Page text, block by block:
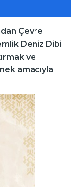
Çevre
Deniz Dibi
ve
amacıyla